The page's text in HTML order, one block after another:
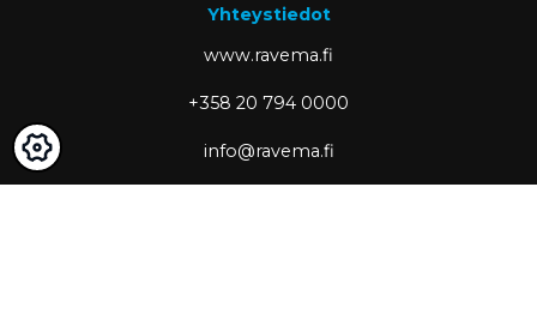
Yhteystiedot
www.ravema.fi
+358 20 794 0000
info@ravema.fi